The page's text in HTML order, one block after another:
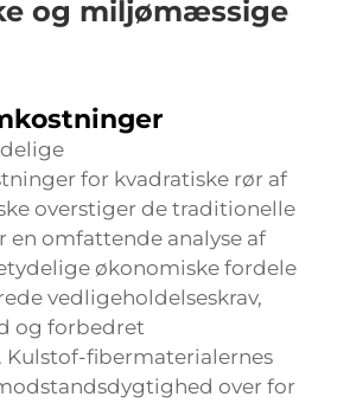
og miljømæssige
for kvadratiske rør af
overstiger de traditionelle
en omfattende analyse af
økonomiske fordele
vedligeholdelseskrav,
og forbedret
fibermaterialernes
over for